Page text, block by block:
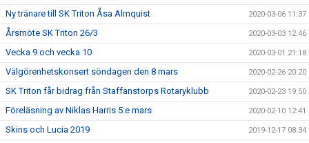
Ny tränare till SK Triton Åsa Almquist 2020-03-06 11:37
Årsmöte SK Triton 26/3 2020-03-03 12:46
Vecka 9 och vecka 10 2020-03-01 21:18
Välgörenhetskonsert söndagen den 8 mars 2020-02-26 20:20
SK Triton får bidrag från Staffanstorps Rotaryklubb 2020-02-23 19:50
Föreläsning av Niklas Harris 5:e mars 2020-02-10 12:41
Skins och Lucia 2019 2019-12-17 08:34